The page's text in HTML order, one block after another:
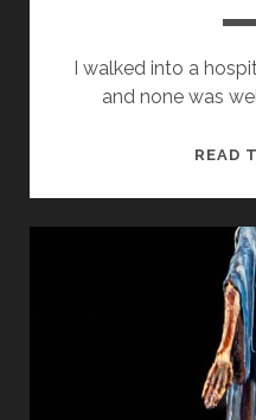
I walked into a
and none was
READ